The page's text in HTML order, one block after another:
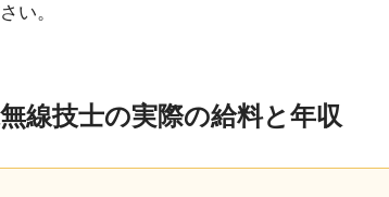
い。
線技士の実際の給料と年収